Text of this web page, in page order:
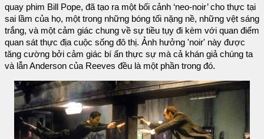
quay phim Bill Pope, đã tạo ra một bối cảnh ‘neo-noir’ cho thực tại
sai lầm của họ, một trong những bóng tối nặng nề, những vệt sáng
trắng, và một cảm giác chung về sự tiều tụy đi kèm với quan điểm
quan sát thực địa cuộc sống đô thị. Ảnh hưởng 'noir' này được
tăng cường bởi cảm giác bí ẩn thực sự mà cả khán giả chúng ta
và lẫn Anderson của Reeves đều là một phần trong đó.